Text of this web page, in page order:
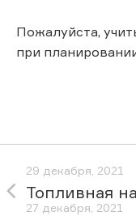
Пожалуйста,
при
29 декабря, 2021
Топливная
27 декабря, 2021